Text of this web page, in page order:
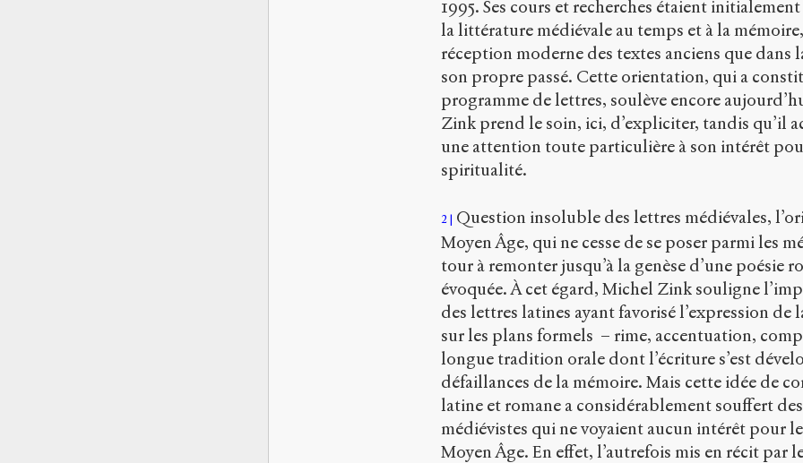
1995. Ses cours et recherches étaient
la littérature médiévale au temps et à la
réception moderne des textes anciens que dans
son propre passé. Cette orientation, qui a
programme de lettres, soulève encore
Zink prend le soin, ici, d’expliciter, tandis qu’il
une attention toute particulière à son intérêt
spiritualité.
2
Question insoluble des lettres médiévales,
Moyen Âge, qui ne cesse de se poser parmi les
tour à remonter jusqu’à la genèse d’une poésie
évoquée. À cet égard, Michel Zink souligne
des lettres latines ayant favorisé l’expression de
sur les plans formels – rime, accentuation,
longue tradition orale dont l’écriture s’est
défaillances de la mémoire. Mais cette idée de
latine et romane a considérablement souffert
médiévistes qui ne voyaient aucun intérêt pour
Moyen Âge. En effet, l’autrefois mis en récit par